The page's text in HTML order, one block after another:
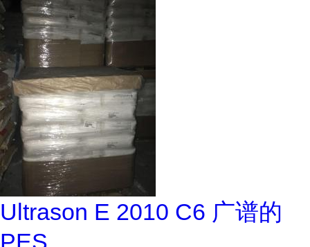
Ultrason E 2010 C6 广谱的